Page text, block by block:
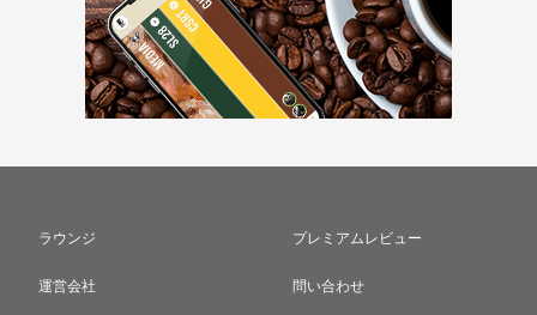
ラウンジ プレミアムレビュー
運営会社 問い合わせ